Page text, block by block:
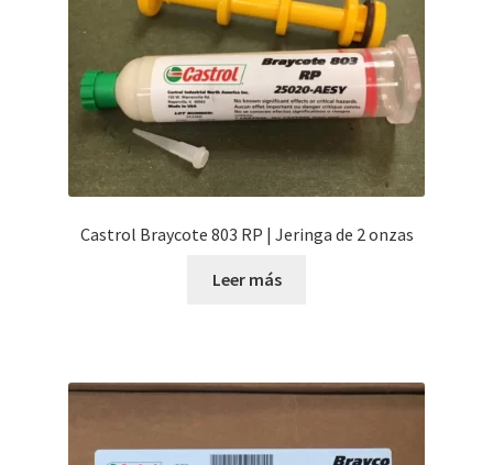
Castrol Braycote 803 RP | Jeringa de 2 onzas
Leer más